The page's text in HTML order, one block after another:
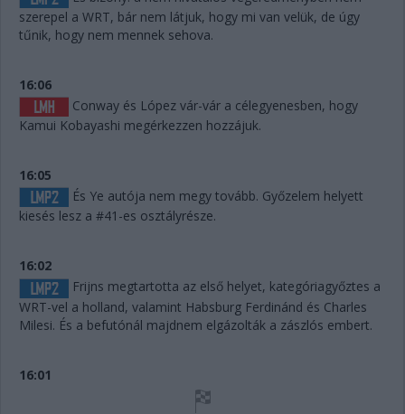
szerepel a WRT, bár nem látjuk, hogy mi van velük, de úgy
tűnik, hogy nem mennek sehova.
16:06
Conway és López vár-vár a célegyenesben, hogy
Kamui Kobayashi megérkezzen hozzájuk.
16:05
És Ye autója nem megy tovább. Győzelem helyett
kiesés lesz a #41-es osztályrésze.
16:02
Frijns megtartotta az első helyet, kategóriagyőztes a
WRT-vel a holland, valamint Habsburg Ferdinánd és Charles
Milesi. És a befutónál majdnem elgázolták a zászlós embert.
16:01